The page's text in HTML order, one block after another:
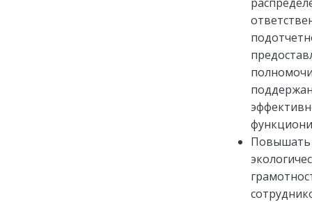
Повышать